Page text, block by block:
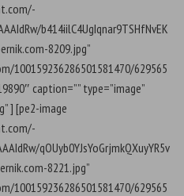
b414iilC4UgIqnar9TSHfNvEK
8209.jpg”
100159236286501581470/629565
caption=”” type=”image”
] [pe2-image
qOUyb0YJsYoGrjmkQXuyYR5v
8221.jpg”
100159236286501581470/629565